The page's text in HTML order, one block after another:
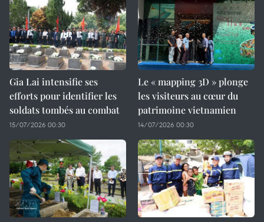
Gia Lai intensifie ses
efforts pour identifier les
soldats tombés au combat
15/07/2026 00:30
Le « mapping 3D » plonge
les visiteurs au cœur du
patrimoine vietnamien
14/07/2026 00:30